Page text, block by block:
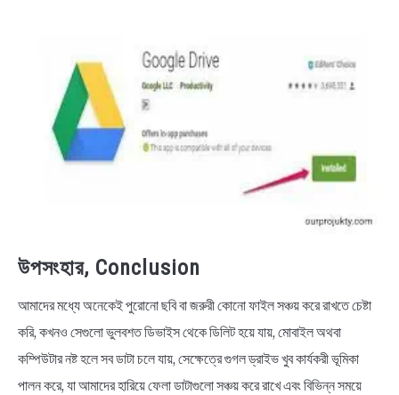
উপসংহার, Conclusion
আমাদের মধ্যে অনেকেই পুরোনো ছবি বা জরুরী কোনো ফাইল সঞ্চয় করে রাখতে চেষ্টা
করি, কখনও সেগুলো ভুলবশত ডিভাইস থেকে ডিলিট হয়ে যায়, মোবাইল অথবা
কম্পিউটার নষ্ট হলে সব ডাটা চলে যায়, সেক্ষেত্রে গুগল ড্রাইভ খুব কার্যকরী ভূমিকা
পালন করে, যা আমাদের হারিয়ে ফেলা ডাটাগুলো সঞ্চয় করে রাখে এবং বিভিন্ন সময়ে